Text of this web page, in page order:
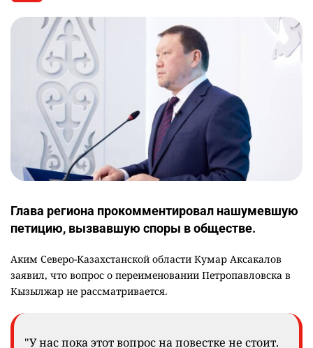
Глава региона прокомментировал нашумевшую
петицию, вызвавшую споры в обществе.
Аким Северо-Казахстанской области Кумар Аксакалов
заявил, что вопрос о переименовании Петропавловска в
Кызылжар не рассматривается.
"У нас пока этот вопрос на повестке не стоит.